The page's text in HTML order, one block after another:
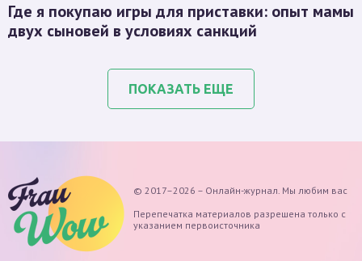
Где я покупаю игры для приставки: опыт мамы
двух сыновей в условиях санкций
ПОКАЗАТЬ ЕЩЕ
© 2017–2026 – Онлайн-журнал. Мы любим вас
Перепечатка материалов разрешена только с
указанием первоисточника